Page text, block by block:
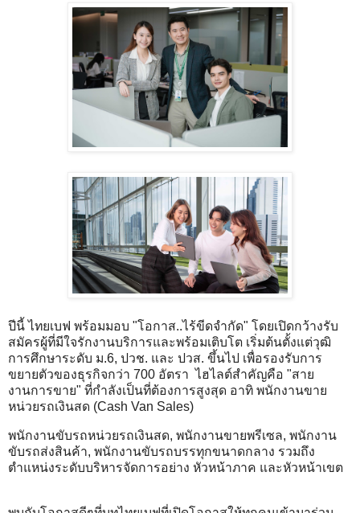
ปีนี้ ไทยเบฟ พร้อมมอบ "โอกาส..ไร้ขีดจำกัด" โดยเปิดกว้างรับ
สมัครผู้ที่มีใจรักงานบริการและพร้อมเติบโต เริ่มต้นตั้งแต่วุฒิ
การศึกษาระดับ ม.6, ปวช. และ ปวส. ขึ้นไป เพื่อรองรับการ
ขยายตัวของธุรกิจกว่า 700 อัตรา ไฮไลต์สำคัญคือ "สาย
งานการขาย" ที่กำลังเป็นที่ต้องการสูงสุด อาทิ พนักงานขาย
หน่วยรถเงินสด (Cash Van Sales)
พนักงานขับรถหน่วยรถเงินสด, พนักงานขายพรีเซล, พนักงาน
ขับรถส่งสินค้า, พนักงานขับรถบรรทุกขนาดกลาง รวมถึง
ตำแหน่งระดับบริหารจัดการอย่าง หัวหน้าภาค และหัวหน้าเขต